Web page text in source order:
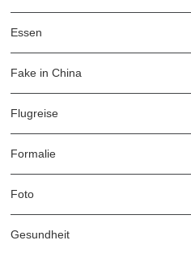
Essen
Fake in China
Flugreise
Formalie
Foto
Gesundheit